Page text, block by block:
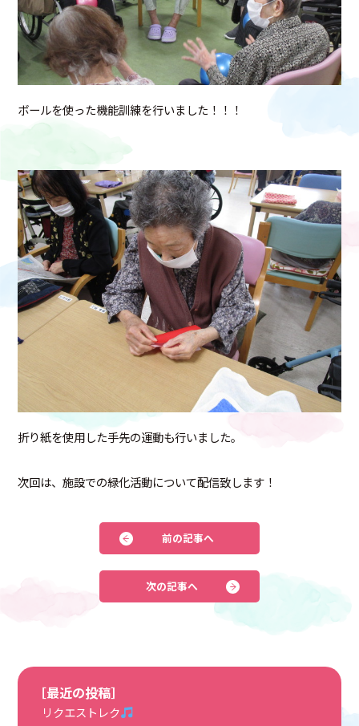
ボールを使った機能訓練を行いました！！！
折り紙を使用した手先の運動も行いました。
次回は、施設での緑化活動について配信致します！
前の記事へ
次の記事へ
［最近の投稿］
リクエストレク